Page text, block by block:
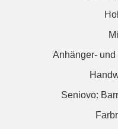
Anhänger- und
Seniovo: